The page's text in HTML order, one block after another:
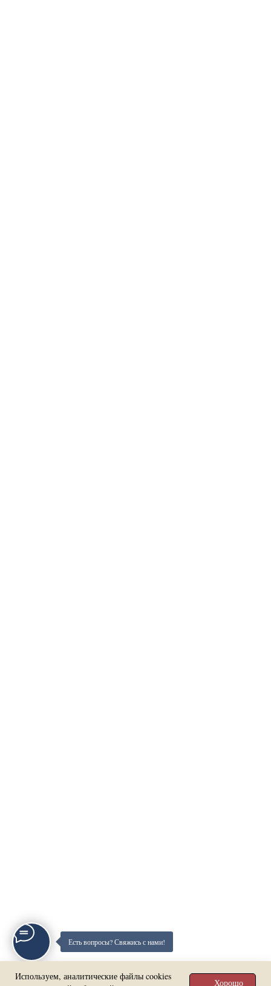
Есть вопросы? Свяжись с нами!
Используем, аналитические файлы cookies
Хорошо